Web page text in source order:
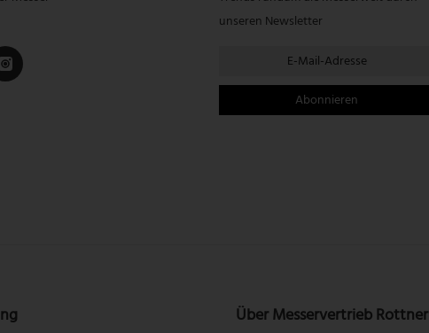
unseren Newsletter
Über Messervertrieb Rottner